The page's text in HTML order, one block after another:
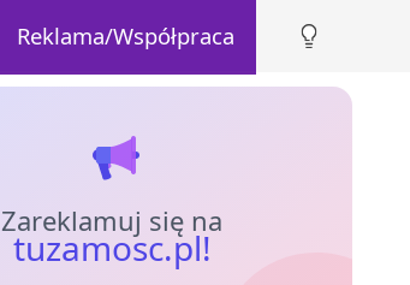
Reklama/Współpraca
Zareklamuj się na
tuzamosc.pl!